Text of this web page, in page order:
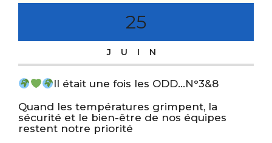
25
JUIN
Il était une fois les ODD…N°3&8
Quand les températures grimpent, la
sécurité et le bien-être de nos équipes
restent notre priorité